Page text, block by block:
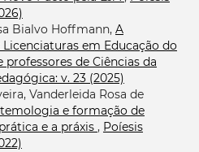
Bialvo Hoffmann, A
em Educação do
de Ciências da
v. 23 (2025)
Vanderleida Rosa de
e formação de
e a práxis , Poíesis